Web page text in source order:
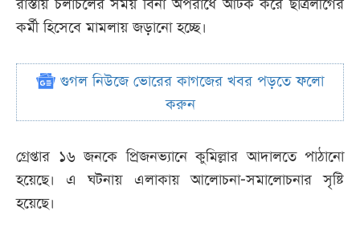
রাস্তায় চলাচলের সময় বিনা অপরাধে আটক করে ছাত্রলীগের
কর্মী হিসেবে মামলায় জড়ানো হচ্ছে।
গুগল নিউজে ভোরের কাগজের খবর পড়তে ফলো
করুন
গ্রেপ্তার ১৬ জনকে প্রিজনভ্যানে কুমিল্লার আদালতে পাঠানো
হয়েছে। এ ঘটনায় এলাকায় আলোচনা-সমালোচনার সৃষ্টি
হয়েছে।